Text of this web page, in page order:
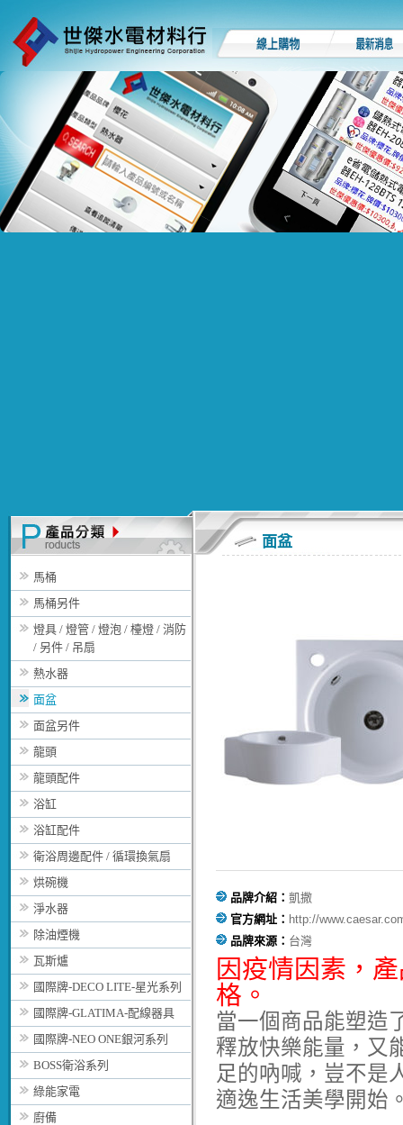
馬桶
馬桶另件
燈具 / 燈管 / 燈泡 / 檯燈 / 消防
/ 另件 / 吊扇
熱水器
面盆
面盆另件
龍頭
龍頭配件
浴缸
浴缸配件
衛浴周邊配件 / 循環換氣扇
烘碗機
淨水器
除油煙機
瓦斯爐
國際牌-DECO LITE-星光系列
國際牌-GLATIMA-配線器具
國際牌-NEO ONE銀河系列
BOSS衛浴系列
綠能家電
廚備
面盆
品牌介紹： 凱撒
官方網址： http://
品牌來源： 台灣
因疫情因素，
格。
當一個商品能塑造
釋放快樂能量，又
足的吶喊，豈不是
適逸生活美學開始